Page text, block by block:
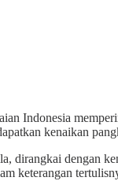
Indonesia
kenaikan
dirangkai
keterangan